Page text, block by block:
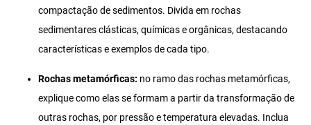
compactação de sedimentos. Divida em rochas
sedimentares clásticas, químicas e orgânicas, destacando
características e exemplos de cada tipo.
Rochas metamórficas: no ramo das rochas metamórficas,
explique como elas se formam a partir da transformação de
outras rochas, por pressão e temperatura elevadas. Inclua